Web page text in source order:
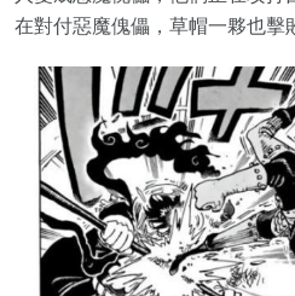
在對付惡魔傀儡，草帽一夥也擊